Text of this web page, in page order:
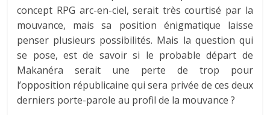
concept RPG arc-en-ciel, serait très courtisé par la
mouvance, mais sa position énigmatique laisse
penser plusieurs possibilités. Mais la question qui
se pose, est de savoir si le probable départ de
Makanéra serait une perte de trop pour
l’opposition républicaine qui sera privée de ces deux
derniers porte-parole au profil de la mouvance ?